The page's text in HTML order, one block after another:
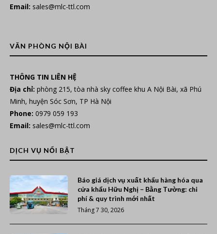
Email: sales@mlc-ttl.com
VĂN PHÒNG NỘI BÀI
THÔNG TIN LIÊN HỆ
Địa chỉ: phòng 215, tòa nhà sky coffee khu A Nội Bài, xã Phú
Minh, huyện Sóc Sơn, TP Hà Nội
Phone: 0979 059 193
Email: sales@mlc-ttl.com
DỊCH VỤ NỔI BẬT
Báo giá dịch vụ xuất khẩu hàng hóa qua
cửa khẩu Hữu Nghị – Bằng Tường: chi
phí & quy trình mới nhất
Tháng 7 30, 2026